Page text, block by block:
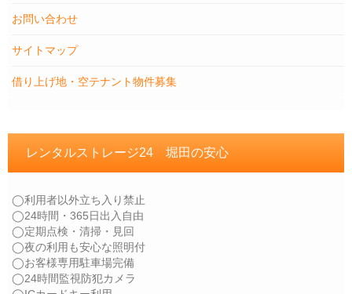
お問い合わせ
サイトマップ
借り上げ地・空テナント物件募集
レンタルストレージ24 堀田の安心
◯利用者以外立ち入り禁止
◯24時間・365日出入自由
◯定期点検・清掃・見回
◯夜の利用も安心な照明付
◯お客様専用駐車場完備
◯24時間監視防犯カメラ